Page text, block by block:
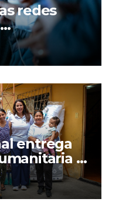
redes
entrega
y
Lara a
de